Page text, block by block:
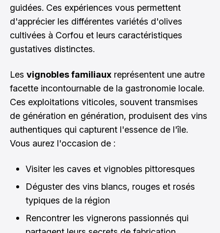
guidées. Ces expériences vous permettent
d'apprécier les différentes variétés d'olives
cultivées à Corfou et leurs caractéristiques
gustatives distinctes.
Les vignobles familiaux représentent une autre
facette incontournable de la gastronomie locale.
Ces exploitations viticoles, souvent transmises
de génération en génération, produisent des vins
authentiques qui capturent l'essence de l'île.
Vous aurez l'occasion de :
Visiter les caves et vignobles pittoresques
Déguster des vins blancs, rouges et rosés
typiques de la région
Rencontrer les vignerons passionnés qui